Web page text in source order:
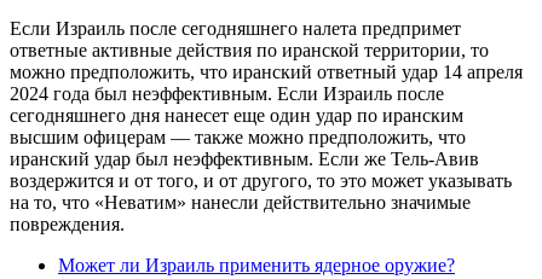
Если Израиль после сегодняшнего налета предпримет
ответные активные действия по иранской территории, то
можно предположить, что иранский ответный удар 14 апреля
2024 года был неэффективным. Если Израиль после
сегодняшнего дня нанесет еще один удар по иранским
высшим офицерам — также можно предположить, что
иранский удар был неэффективным. Если же Тель-Авив
воздержится и от того, и от другого, то это может указывать
на то, что «Неватим» нанесли действительно значимые
повреждения.
Может ли Израиль применить ядерное оружие?